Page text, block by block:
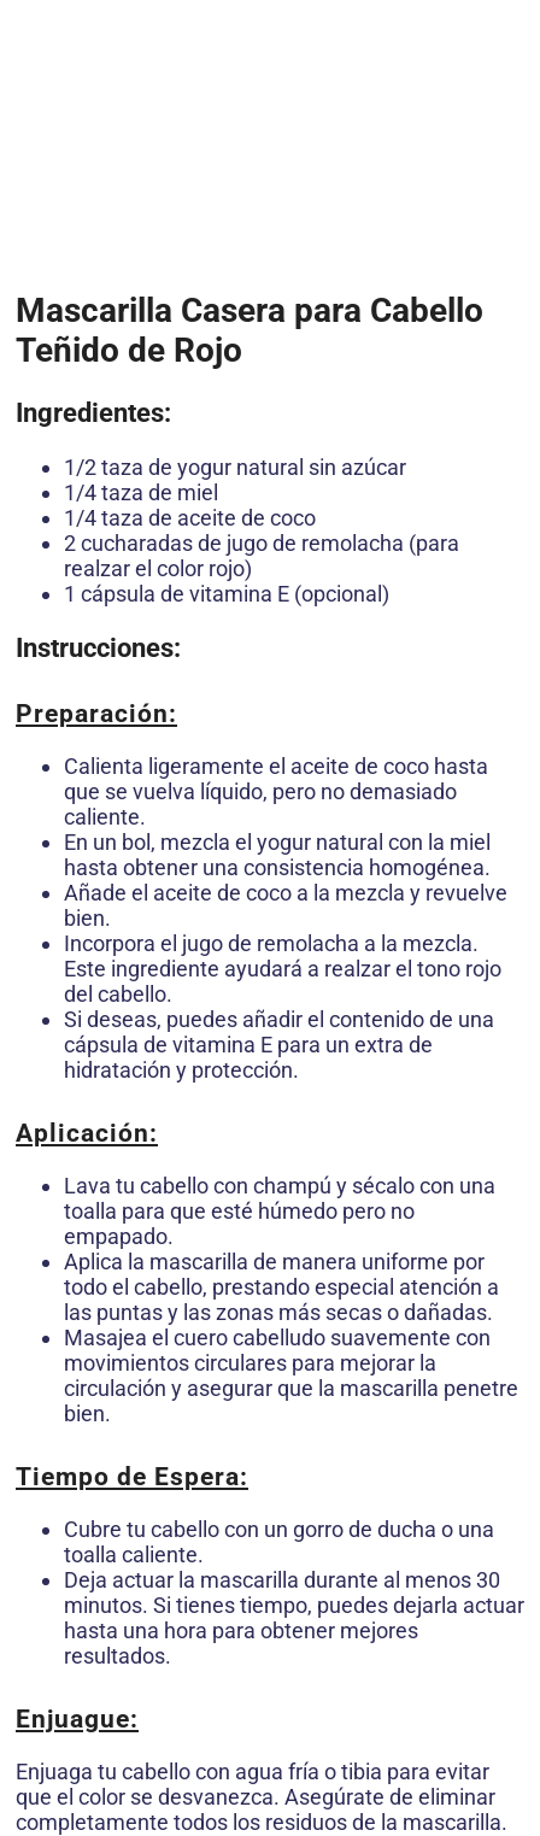
Mascarilla Casera para Cabello
Teñido de Rojo
Ingredientes:
1/2 taza de yogur natural sin azúcar
1/4 taza de miel
1/4 taza de aceite de coco
2 cucharadas de jugo de remolacha (para
realzar el color rojo)
1 cápsula de vitamina E (opcional)
Instrucciones:
Preparación:
Calienta ligeramente el aceite de coco hasta
que se vuelva líquido, pero no demasiado
caliente.
En un bol, mezcla el yogur natural con la miel
hasta obtener una consistencia homogénea.
Añade el aceite de coco a la mezcla y revuelve
bien.
Incorpora el jugo de remolacha a la mezcla.
Este ingrediente ayudará a realzar el tono rojo
del cabello.
Si deseas, puedes añadir el contenido de una
cápsula de vitamina E para un extra de
hidratación y protección.
Aplicación:
Lava tu cabello con champú y sécalo con una
toalla para que esté húmedo pero no
empapado.
Aplica la mascarilla de manera uniforme por
todo el cabello, prestando especial atención a
las puntas y las zonas más secas o dañadas.
Masajea el cuero cabelludo suavemente con
movimientos circulares para mejorar la
circulación y asegurar que la mascarilla penetre
bien.
Tiempo de Espera:
Cubre tu cabello con un gorro de ducha o una
toalla caliente.
Deja actuar la mascarilla durante al menos 30
minutos. Si tienes tiempo, puedes dejarla actuar
hasta una hora para obtener mejores
resultados.
Enjuague:
Enjuaga tu cabello con agua fría o tibia para evitar
que el color se desvanezca. Asegúrate de eliminar
completamente todos los residuos de la mascarilla.